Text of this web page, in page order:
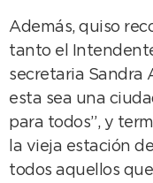
Además, quiso
tanto el
secretaria Sandra
esta sea una
para todos”, y
la vieja estación
todos aquellos